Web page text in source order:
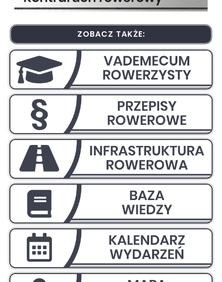
ZOBACZ TAKŻE: